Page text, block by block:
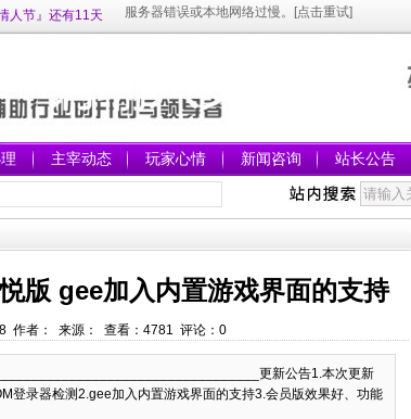
人节』还有11天
主宰动态 玩家心情 新闻咨询 站长公告
版 gee加入内置游戏界面的支持
作者： 来源： 查看： 4781 评论： 0
更新公告1.本次更新
登录器检测2.gee加入内置游戏界面的支持3.会员版效果好、功能